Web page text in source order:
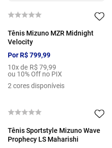
Tênis Mizuno MZR Midnight
Velocity
PorR$799,99
10x de R$ 79,99
ou 10% Off no PIX
2cores disponíveis
Tênis Sportstyle Mizuno Wave
Prophecy LS Maharishi